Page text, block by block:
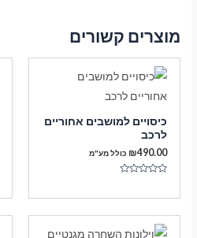
מוצרים קשורים
כיסויים למושבים אחוריים
לרכב
₪490.00 כולל מע"מ
מתוך